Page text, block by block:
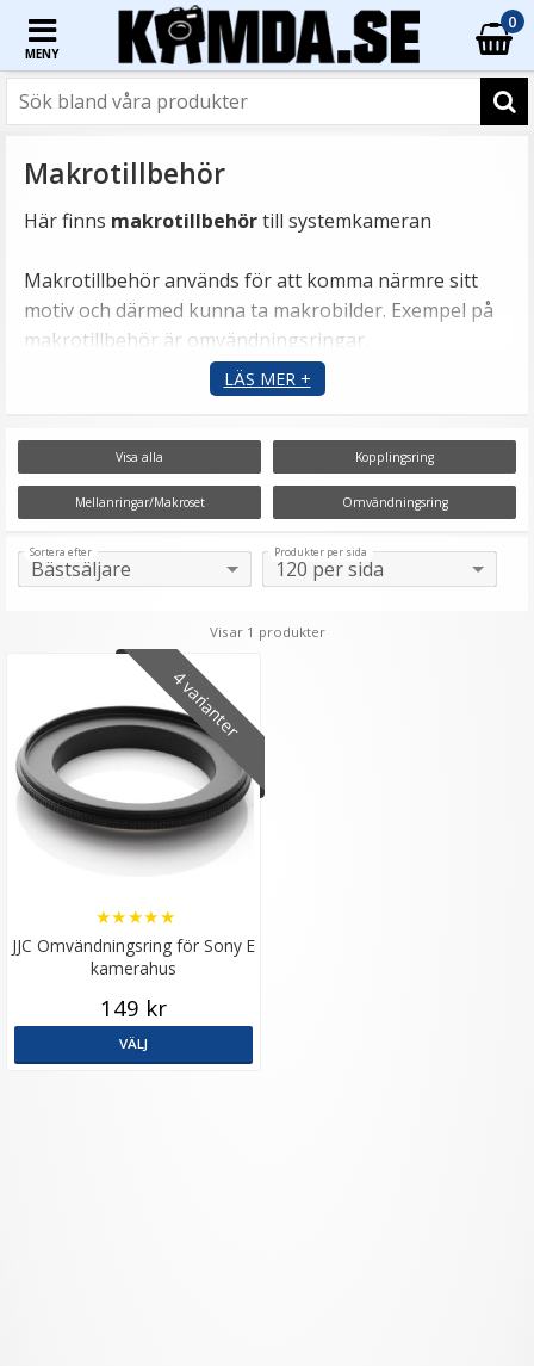
MENY
0
Makrotillbehör
Här finns makrotillbehörtill systemkameran
Makrotillbehör används för att komma närmre sitt
motiv och därmed kunna ta makrobilder. Exempel på
makrotillbehör är omvändningsringar,
kopplingsringar & macroset.
menyn nedan!
LÄS MER +
Visa alla Kopplingsring
Mellanringar/Makroset Omvändningsring
Sortera efter Produkter per sida
Visar 1 produkter
4 varianter
JJC Omvändningsring för Sony E
kamerahus
★★★★★
149 kr
VÄLJ